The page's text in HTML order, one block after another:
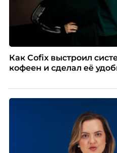
Как Cofix выстроил
кофеен и сделал её